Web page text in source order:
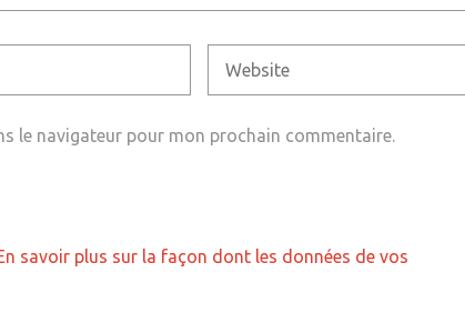
le navigateur pour mon prochain commentaire.
savoir plus sur la façon dont les données de vos